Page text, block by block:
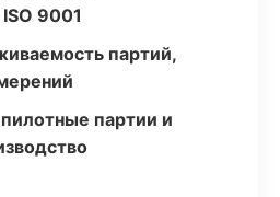
9001
партий,
партии и